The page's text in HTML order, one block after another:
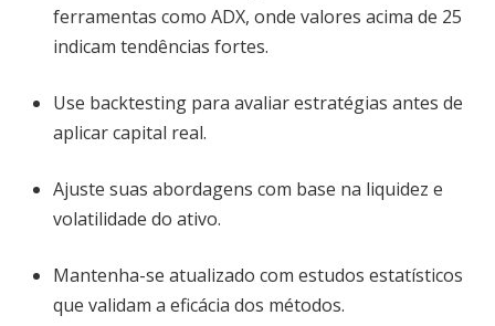
ferramentas como ADX, onde valores acima de 25
indicam tendências fortes.
Use backtesting para avaliar estratégias antes de
aplicar capital real.
Ajuste suas abordagens com base na liquidez e
volatilidade do ativo.
Mantenha-se atualizado com estudos estatísticos
que validam a eficácia dos métodos.